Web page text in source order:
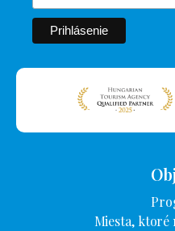
Miesta, ktoré